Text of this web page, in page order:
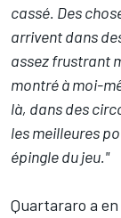
cassé. Des
arrivent dans
assez frustrant
montré à moi-
là, dans des
les meilleures
épingle du jeu."
Quartararo a